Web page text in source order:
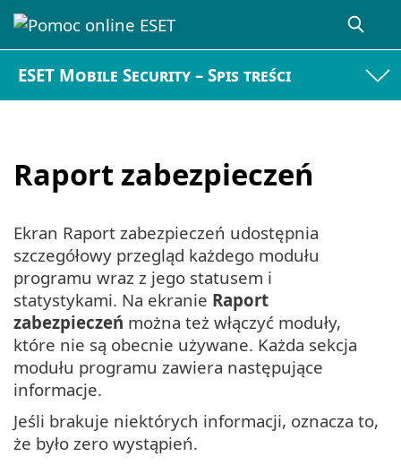
ESET Mobile Security – Spis treści
Raport zabezpieczeń
Ekran Raport zabezpieczeń udostępnia
szczegółowy przegląd każdego modułu
programu wraz z jego statusem i
statystykami. Na ekranie Raport
zabezpieczeń można też włączyć moduły,
które nie są obecnie używane. Każda sekcja
modułu programu zawiera następujące
informacje.
Jeśli brakuje niektórych informacji, oznacza to,
że było zero wystąpień.